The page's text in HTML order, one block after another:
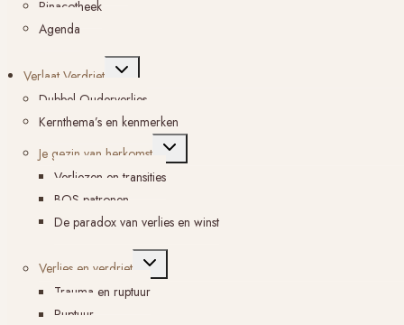
Pinacotheek
Agenda
Verlaat Verdriet
Toggle
submenu
Dubbel Ouderverlies
Kernthema’s en kenmerken
Je gezin van herkomst
Toggle
Verliezen en transities
BOS-patronen
De paradox van verlies en winst
Verlies en verdriet
Toggle
submenu
Trauma en ruptuur
Ruptuur